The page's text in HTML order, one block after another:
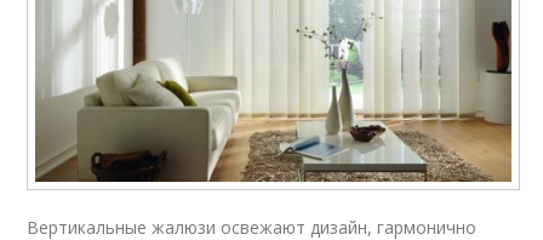
Вертикальные жалюзи освежают дизайн, гармонично